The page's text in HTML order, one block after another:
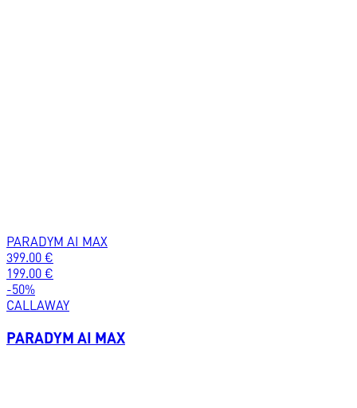
PARADYM AI MAX
399.00 €
199.00 €
-50%
CALLAWAY
PARADYM AI MAX